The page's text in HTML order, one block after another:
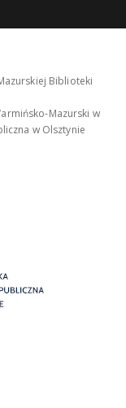
Biblioteki
Mazurski w
w Olsztynie